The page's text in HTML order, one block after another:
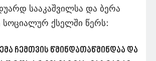
სააკაშვილსა და ბერა
სოციალურ ქსელში წერს:
ჩემთვის წმინდათაწმინდაა და